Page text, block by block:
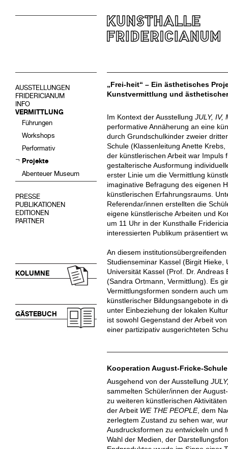
AUSSTELLUNGEN
FRIDERICIANUM
INFO
VERMITTLUNG
Führungen
Workshops
Performativ
Projekte
Abenteuer Museum
PRESSE
PUBLIKATIONEN
EDITIONEN
PARTNER
KOLUMNE
GÄSTEBUCH
„Frei-heit“ – Ein ästhetisches
Kunstvermittlung und
Im Kontext der Ausstellung JULY, IV,
performative Annäherung an eine
durch Grundschulkinder zweier
Schule (Klassenleitung Anette
der künstlerischen Arbeit war Impuls
gestalterische Ausformung
erster Linie um die Vermittlung
imaginative Befragung des eigenen
künstlerischen Erfahrungsraums.
Referendar/innen erstellten die
eigene künstlerische Arbeiten und
um 11 Uhr in der Kunsthalle
interessierten Publikum präsentiert
An diesem
Studienseminar Kassel (Birgit
Universität Kassel (Prof. Dr.
(Sandra Ortmann, Vermittlung). Es
Vermittlungsformen sondern auch
künstlerischer Bildungsangebote in
unter Einbeziehung der lokalen
ist sowohl Gegenstand der Arbeit
einer partizipativ ausgerichteten
Kooperation August-Fricke-
Ausgehend von der Ausstellung
sammelten Schüler/innen der
zu weiteren künstlerischen
der Arbeit WE THE PEOPLE, dem
zerlegtem Zustand zu sehen war,
Ausdrucksformen zu entwickeln und
Wahl der Medien, der